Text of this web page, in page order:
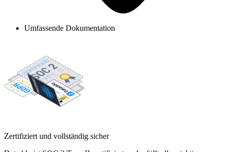
Umfassende Dokumentation
Zertifiziert und vollständig sicher